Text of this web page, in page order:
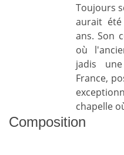
Toujours
aurait
ans. Son
où
jadis
France,
chapelle
Composition